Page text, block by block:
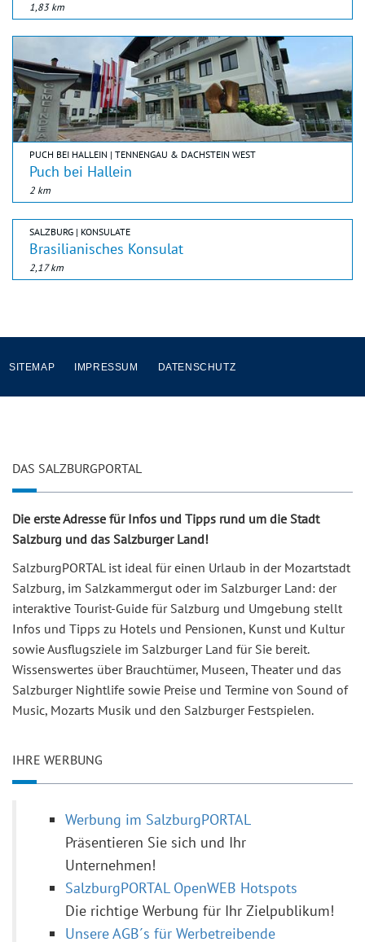
1,83 km
PUCH BEI HALLEIN | TENNENGAU & DACHSTEIN WEST
Puch bei Hallein
2 km
SALZBURG | KONSULATE
Brasilianisches Konsulat
2,17 km
SITEMAP IMPRESSUM DATENSCHUTZ
DAS SALZBURGPORTAL
Die erste Adresse für Infos und Tipps rund um die Stadt
Salzburg und das Salzburger Land!
SalzburgPORTAL ist ideal für einen Urlaub in der Mozartstadt
Salzburg, im Salzkammergut oder im Salzburger Land: der
interaktive Tourist-Guide für Salzburg und Umgebung stellt
Infos und Tipps zu Hotels und Pensionen, Kunst und Kultur
sowie Ausflugsziele im Salzburger Land für Sie bereit.
Wissenswertes über Brauchtümer, Museen, Theater und das
Salzburger Nightlife sowie Preise und Termine von Sound of
Music, Mozarts Musik und den Salzburger Festspielen.
IHRE WERBUNG
Werbung im SalzburgPORTAL
Präsentieren Sie sich und Ihr
Unternehmen!
SalzburgPORTAL OpenWEB Hotspots
Die richtige Werbung für Ihr Zielpublikum!
Unsere AGB´s für Werbetreibende